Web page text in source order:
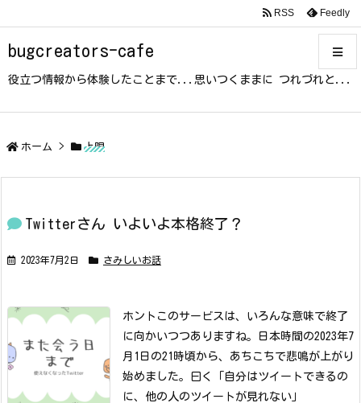
bugcreators-cafe
役立つ情報から体験したことまで...思いつくままに つれづれと...
RSS Feedly
ホーム > 上限
Twitterさん いよいよ本格終了？
2023年7月2日 さみしいお話
ホントこのサービスは、いろんな意味で終了
に向かいつつありますね。
日本時間の2023年7
月1日の21時頃から、あちこちで悲鳴が上がり
始めました。
曰く「自分はツイートできるの
に、他の人のツイートが見れない」